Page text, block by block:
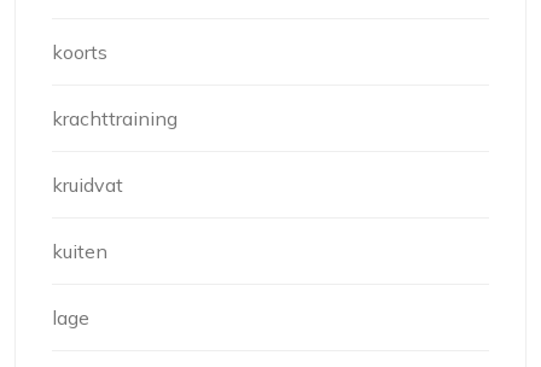
koorts
krachttraining
kruidvat
kuiten
lage